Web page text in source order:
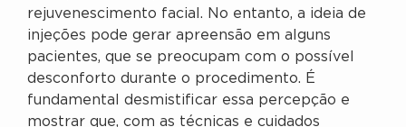
rejuvenescimento facial. No entanto, a ideia de
injeções pode gerar apreensão em alguns
pacientes, que se preocupam com o possível
desconforto durante o procedimento. É
fundamental desmistificar essa percepção e
mostrar que, com as técnicas e cuidados